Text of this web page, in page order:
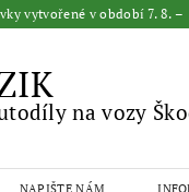
vytvořené v období 7. 8.
na vozy
NAPIŠTE NÁM